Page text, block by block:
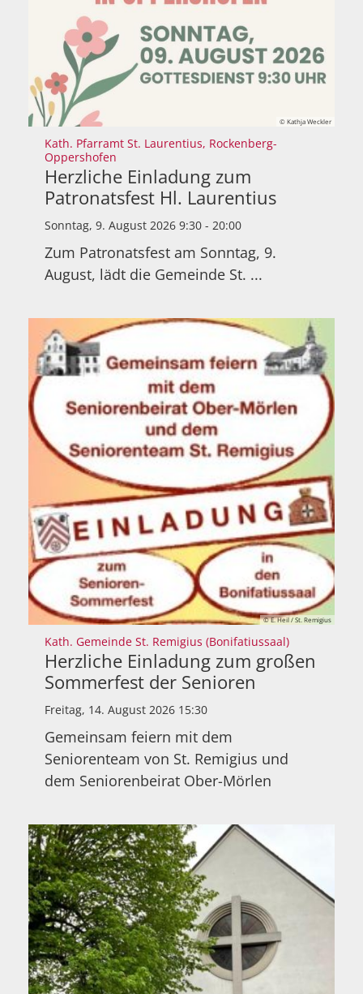
© Kathja Weckler
Kath. Pfarramt St. Laurentius, Rockenberg-
Oppershofen
Herzliche Einladung zum
Patronatsfest Hl. Laurentius
Sonntag, 9. August 2026 9:30 - 20:00
Zum Patronatsfest am Sonntag, 9.
August, lädt die Gemeinde St. ...
© E. Heil / St. Remigius
Kath. Gemeinde St. Remigius (Bonifatiussaal):
Herzliche Einladung zum großen
Sommerfest der Senioren
Freitag, 14. August 2026 15:30
Gemeinsam feiern mit dem
Seniorenteam von St. Remigius und
dem Seniorenbeirat Ober-Mörlen